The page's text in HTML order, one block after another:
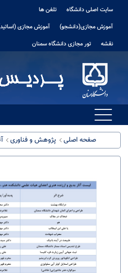
سایت اصلی دانشگاه
تلفن ها
آموزش مجازی(دانشجو)
آموزش مجازی
نقشه
تور مجازی دانشگاه سمنان
صفحه اصلی پژوهش و فناوری